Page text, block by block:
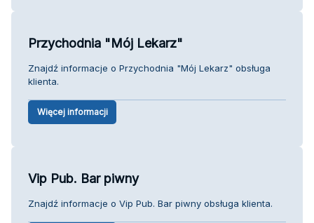
Przychodnia "Mój Lekarz"
Znajdź informacje o Przychodnia "Mój Lekarz" obsługa
klienta.
Więcej informacji
Vip Pub. Bar piwny
Znajdź informacje o Vip Pub. Bar piwny obsługa klienta.